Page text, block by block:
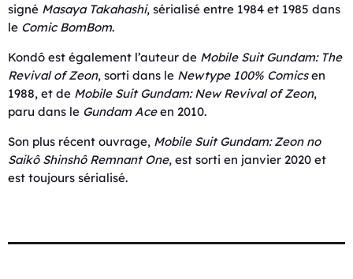
signé Masaya Takahashi, sérialisé entre 1984 et 1985 dans
le Comic BomBom.
Kondô est également l’auteur de Mobile Suit Gundam: The
Revival of Zeon, sorti dans le Newtype 100% Comicsen
1988, et de Mobile Suit Gundam: New Revival of Zeon,
paru dans le Gundam Aceen 2010.
Son plus récent ouvrage, Mobile Suit Gundam: Zeon no
Saikô Shinshô Remnant One, est sorti en janvier 2020 et
est toujours sérialisé.